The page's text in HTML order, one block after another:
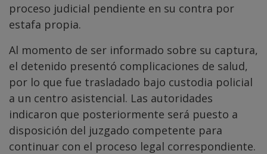
proceso judicial pendiente en su contra por
estafa propia.
Al momento de ser informado sobre su captura,
el detenido presentó complicaciones de salud,
por lo que fue trasladado bajo custodia policial
a un centro asistencial. Las autoridades
indicaron que posteriormente será puesto a
disposición del juzgado competente para
continuar con el proceso legal correspondiente.